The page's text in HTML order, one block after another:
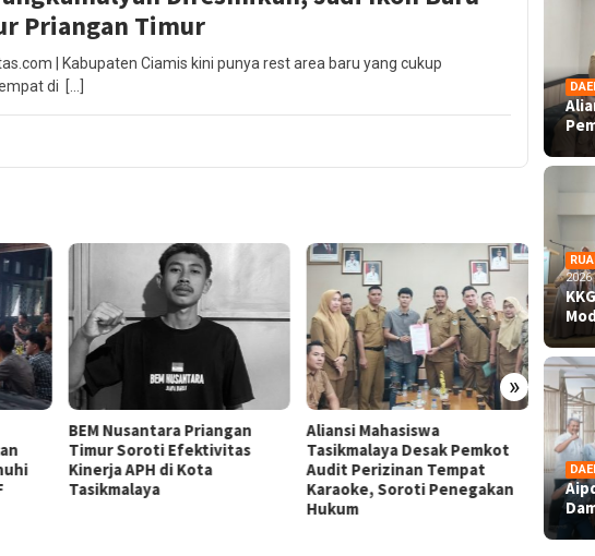
Priangan Timur
| Kabupaten Ciamis kini punya rest area baru yang cukup
di […]
»
Aliansi Mahasiswa
Tasikmalaya Desak Pemkot
Audit Perizinan Tempat
Karaoke, Soroti Penegakan
KKG Santana Sukses Gelar
Workshop Model AREC,
Dorong Pembelajaran Seni
Musik SD Lebih Kreatif dan
Inovatif
Aipda
2026